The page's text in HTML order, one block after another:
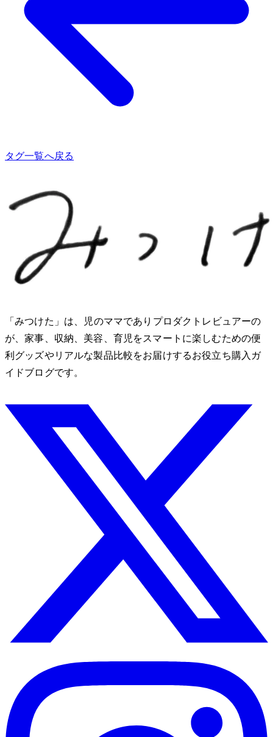
タグ一覧へ戻る
「みつけた」は、2児のママでありプロダクトレビュアーのMio
が、家事、収納、美容、育児をスマートに楽しむための便
利グッズやリアルな製品比較をお届けするお役立ち購入ガ
イドブログです。